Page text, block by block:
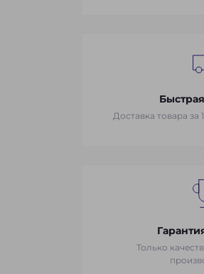
Доставка товара за
Только